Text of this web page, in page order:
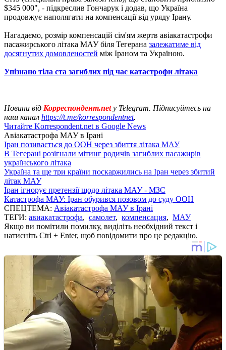
$345 000", - підкреслив Гончарук і додав, що Україна
продовжує наполягати на компенсації від уряду Ірану.
Нагадаємо, розмір компенсацій сім'ям жертв авіакатастрофи
пасажирського літака МАУ біля Тегерана залежатиме від
досягнутих домовленостей між Іраном та Україною.
Упізнано тіла ста загиблих під час катастрофи літака
Новини від Корреспондент.net у Telegram. Підписуйтесь на
наш канал https://t.me/korrespondentnet.
Читайте Korrespondent.net в Google News
Авіакатастрофа МАУ в Ірані
Іран позивається до ООН через збиття літака МАУ
В Тегерані розігнали мітинг родичів загиблих пасажирів
українського літака
Україна та ще три країни поскаржились на Іран через збитий
літак МАУ
Іран ігнорує претензії щодо літака МАУ - МЗС
Катастрофа МАУ: Іран обурився позовом до суду ООН
СПЕЦТЕМА: Авіакатастрофа МАУ в Ірані
ТЕГИ: авиакатастрофа, самолет, компенсация, МАУ
Якщо ви помітили помилку, виділіть необхідний текст і
натисніть Ctrl + Enter, щоб повідомити про це редакцію.